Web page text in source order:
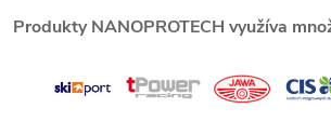
Produkty NANOPROTECH využíva